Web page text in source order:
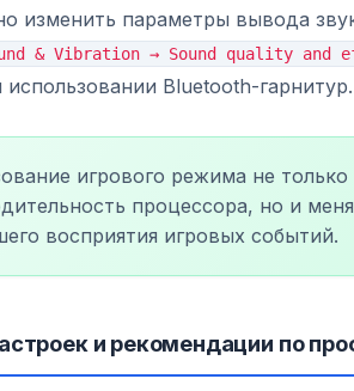
изменить параметры вывода
& Vibration → Sound quality and
использовании Bluetooth-гарнитур.
игрового режима не
процессора, но и
восприятия игровых событий.
и рекомендации по